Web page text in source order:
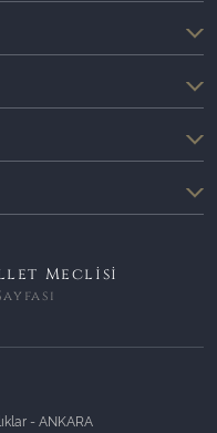
Meclisi
- ANKARA